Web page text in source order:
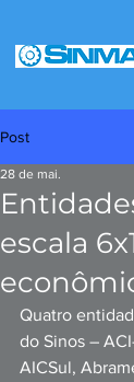
Post
escala
28 de mai.
Quatro
do Sinos –
AICSul,